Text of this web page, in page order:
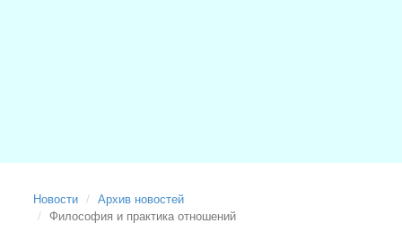
Новости
Архив новостей
Философия и практика отношений